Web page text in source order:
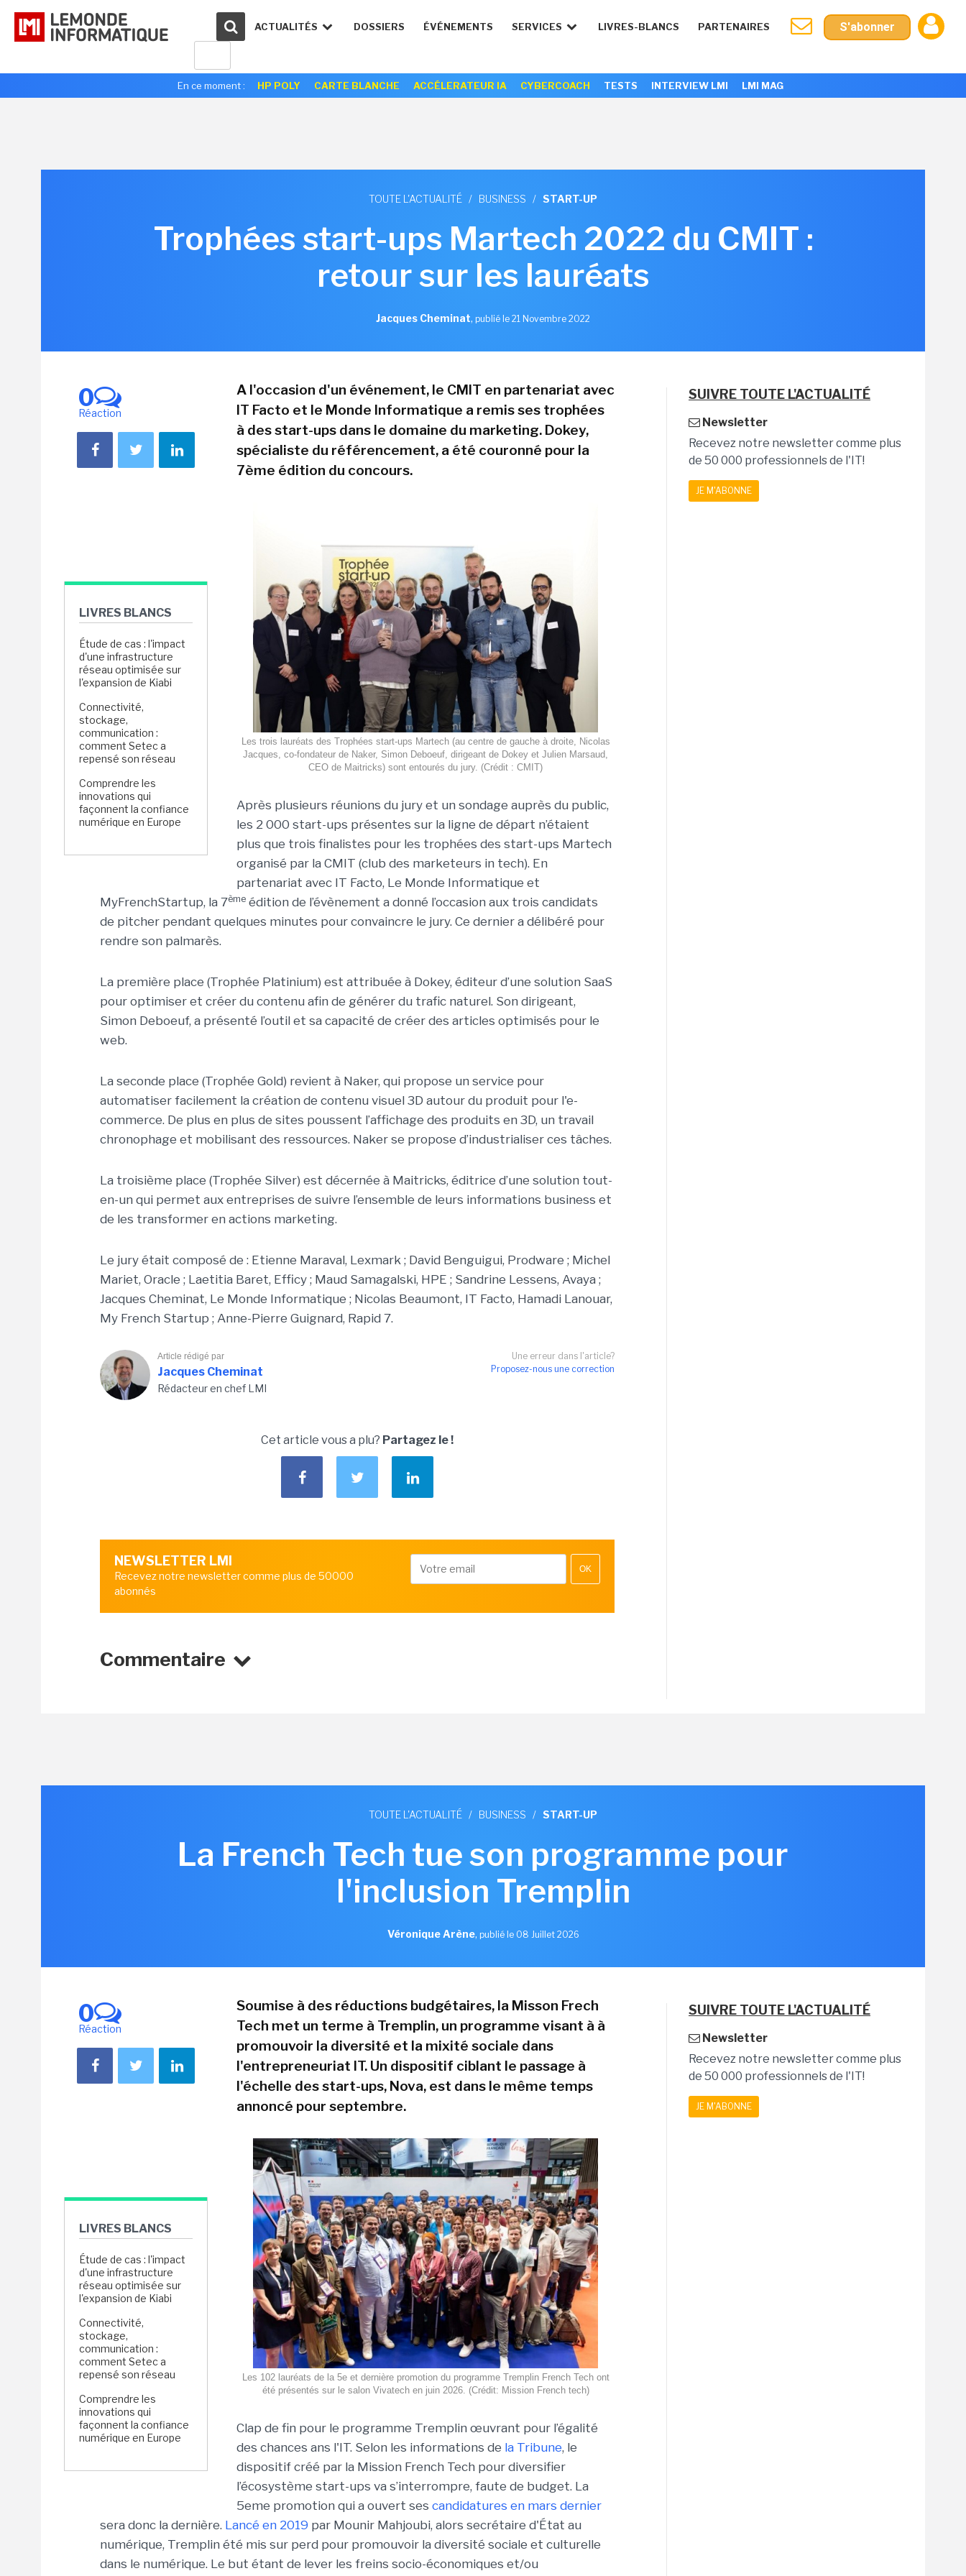
ACTUALITÉS DOSSIERS ÉVÉNEMENTS SERVICES LIVRES-BLANCS PARTENAIRES S'abonner
En ce moment : HP POLY CARTE BLANCHE ACCÉLERATEUR IA CYBERCOACH TESTS INTERVIEW LMI LMI MAG
TOUTE L'ACTUALITÉ / BUSINESS / START-UP
Trophées start-ups Martech 2022 du CMIT :
retour sur les lauréats
Jacques Cheminat, publié le 21 Novembre 2022
0
Réaction
LIVRES BLANCS
Étude de cas : l'impact
d'une infrastructure
réseau optimisée sur
l'expansion de Kiabi
Connectivité,
stockage,
communication :
comment Setec a
repensé son réseau
Comprendre les
innovations qui
façonnent la confiance
numérique en Europe
A l'occasion d'un événement, le CMIT en partenariat avec
IT Facto et le Monde Informatique a remis ses trophées
à des start-ups dans le domaine du marketing. Dokey,
spécialiste du référencement, a été couronné pour la
7ème édition du concours.
Les trois lauréats des Trophées start-ups Martech (au centre de gauche à droite, Nicolas
Jacques, co-fondateur de Naker, Simon Deboeuf, dirigeant de Dokey et Julien Marsaud,
CEO de Maitricks) sont entourés du jury. (Crédit : CMIT)
Après plusieurs réunions du jury et un sondage auprès du public,
les 2 000 start-ups présentes sur la ligne de départ n’étaient
plus que trois finalistes pour les trophées des start-ups Martech
organisé par la CMIT (club des marketeurs in tech). En
partenariat avec IT Facto, Le Monde Informatique et
MyFrenchStartup, la 7ème édition de l’évènement a donné l’occasion aux trois candidats
de pitcher pendant quelques minutes pour convaincre le jury. Ce dernier a délibéré pour
rendre son palmarès.
La première place (Trophée Platinium) est attribuée à Dokey, éditeur d’une solution SaaS
pour optimiser et créer du contenu afin de générer du trafic naturel. Son dirigeant,
Simon Deboeuf, a présenté l’outil et sa capacité de créer des articles optimisés pour le
web.
La seconde place (Trophée Gold) revient à Naker, qui propose un service pour
automatiser facilement la création de contenu visuel 3D autour du produit pour l'e-
commerce. De plus en plus de sites poussent l’affichage des produits en 3D, un travail
chronophage et mobilisant des ressources. Naker se propose d’industrialiser ces tâches.
La troisième place (Trophée Silver) est décernée à Maitricks, éditrice d’une solution tout-
en-un qui permet aux entreprises de suivre l’ensemble de leurs informations business et
de les transformer en actions marketing.
Le jury était composé de : Etienne Maraval, Lexmark ; David Benguigui, Prodware ; Michel
Mariet, Oracle ; Laetitia Baret, Efficy ; Maud Samagalski, HPE ; Sandrine Lessens, Avaya ;
Jacques Cheminat, Le Monde Informatique ; Nicolas Beaumont, IT Facto, Hamadi Lanouar,
My French Startup ; Anne-Pierre Guignard, Rapid 7.
Une erreur dans l'article?
Proposez-nous une correction
Article rédigé par
Jacques Cheminat
Rédacteur en chef LMI
Cet article vous a plu? Partagez le !
NEWSLETTER LMI
Recevez notre newsletter comme plus de 50000
abonnés
OK
Commentaire
SUIVRE TOUTE L'ACTUALITÉ
Newsletter
Recevez notre newsletter comme plus
de 50 000 professionnels de l'IT!
JE M'ABONNE
TOUTE L'ACTUALITÉ / BUSINESS / START-UP
La French Tech tue son programme pour
l'inclusion Tremplin
Véronique Arène, publié le 08 Juillet 2026
0
Réaction
LIVRES BLANCS
Étude de cas : l'impact
d'une infrastructure
réseau optimisée sur
l'expansion de Kiabi
Connectivité,
stockage,
communication :
comment Setec a
repensé son réseau
Comprendre les
innovations qui
façonnent la confiance
numérique en Europe
Soumise à des réductions budgétaires, la Misson Frech
Tech met un terme à Tremplin, un programme visant à à
promouvoir la diversité et la mixité sociale dans
l'entrepreneuriat IT. Un dispositif ciblant le passage à
l'échelle des start-ups, Nova, est dans le même temps
annoncé pour septembre.
Les 102 lauréats de la 5e et dernière promotion du programme Tremplin French Tech ont
été présentés sur le salon Vivatech en juin 2026. (Crédit: Mission French tech)
Clap de fin pour le programme Tremplin œuvrant pour l’égalité
des chances ans l'IT. Selon les informations de la Tribune, le
dispositif créé par la Mission French Tech pour diversifier
l’écosystème start-ups va s’interrompre, faute de budget. La
5eme promotion qui a ouvert ses candidatures en mars dernier
sera donc la dernière. Lancé en 2019 par Mounir Mahjoubi, alors secrétaire d'État au
numérique, Tremplin été mis sur perd pour promouvoir la diversité sociale et culturelle
dans le numérique. Le but étant de lever les freins socio-économiques et/ou
SUIVRE TOUTE L'ACTUALITÉ
Newsletter
Recevez notre newsletter comme plus
de 50 000 professionnels de l'IT!
JE M'ABONNE